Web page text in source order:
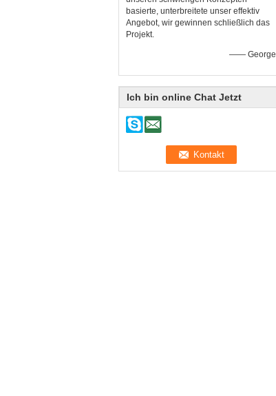
basierte, unterbreitete unser effektiv
Angebot, wir gewinnen schließlich das
Projekt.
—— George
Ich bin online Chat Jetzt